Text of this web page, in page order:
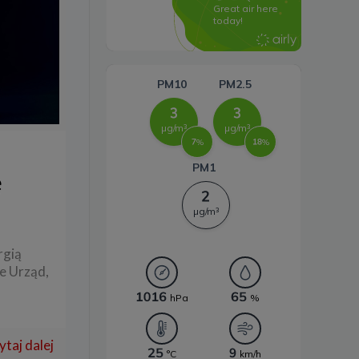
Urząd,
dalej
Systemy magazynowania